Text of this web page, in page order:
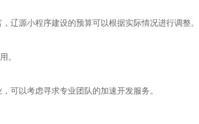
辽源小程序建设的预算可以根据实际情况进行调整。
。
可以考虑寻求专业团队的加速开发服务。